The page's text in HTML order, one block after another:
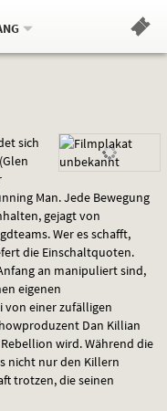
.
sich
Man. Jede Bewegung
gejagt von
Wer es schafft,
die Einschaltquoten.
an manipuliert sind,
eigenen
von einer zufälligen
Dan Killian
wird. Während die
nicht nur den Killern
trotzen, die seinen